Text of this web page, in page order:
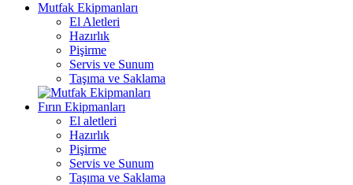
Mutfak Ekipmanları
El Aletleri
Hazırlık
Pişirme
Servis ve Sunum
Taşıma ve Saklama
Fırın Ekipmanları
El aletleri
Hazırlık
Pişirme
Servis ve Sunum
Taşıma ve Saklama